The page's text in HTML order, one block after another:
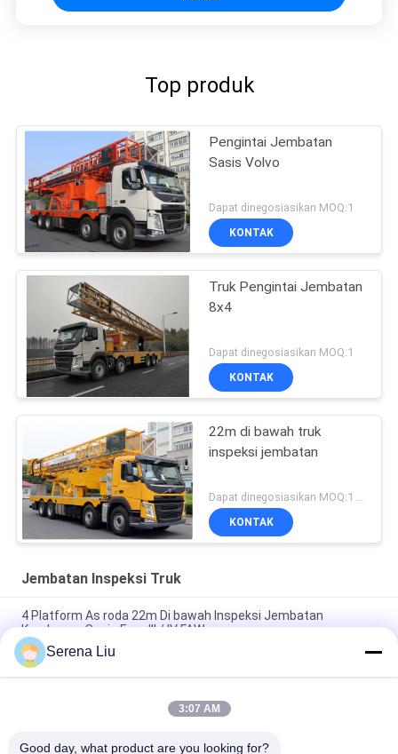
Top produk
Pengintai Jembatan
Sasis Volvo
Dapat dinegosiasikan MOQ:1
KONTAK
Truk Pengintai Jembatan
8x4
Dapat dinegosiasikan MOQ:1
KONTAK
22m di bawah truk
inspeksi jembatan
KONTAK
Jembatan Inspeksi Truk
4 Platform As roda 22m Di bawah Inspeksi Jembatan
Kendaraan Sasis Euro III / IV FAW
VOLVO Chassis Bridge Inspection Peralatan Inspeksi Truk /
Jembatan 8x4 Tipe Drive
Truk Inspeksi Jembatan Truss 22m Chassis FAW 8x4 206KW
Serena Liu
3:07 AM
Good day, what product are you looking for?